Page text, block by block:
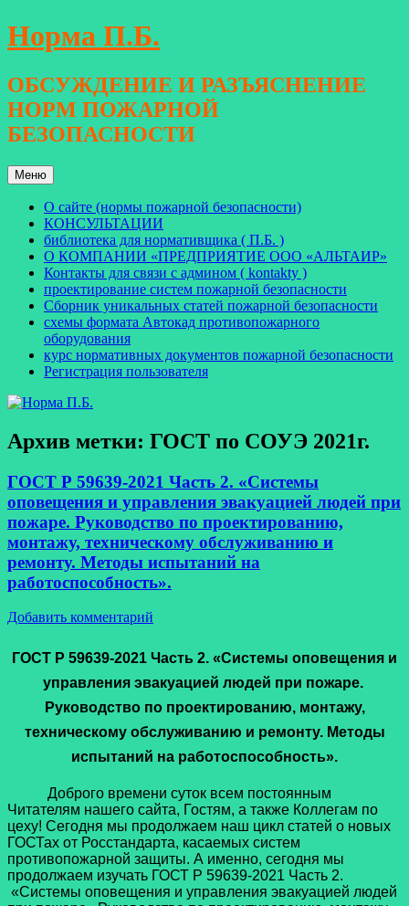
Перейти
к
Норма П.Б.
ОБСУЖДЕНИЕ И РАЗЪЯСНЕНИЕ
НОРМ ПОЖАРНОЙ
БЕЗОПАСНОСТИ
Меню
О сайте (нормы пожарной безопасности)
КОНСУЛЬТАЦИИ
библиотека для нормативщика ( П.Б. )
О КОМПАНИИ «ПРЕДПРИЯТИЕ ООО «АЛЬТАИР»
Контакты для связи с админом ( kontakty )
проектирование систем пожарной безопасности
Сборник уникальных статей пожарной безопасности
схемы формата Автокад противопожарного
оборудования
курс нормативных документов пожарной безопасности
Регистрация пользователя
Архив метки: ГОСТ по СОУЭ 2021г.
ГОСТ Р 59639-2021 Часть 2. «Системы
оповещения и управления эвакуацией людей при
пожаре. Руководство по проектированию,
монтажу, техническому обслуживанию и
ремонту. Методы испытаний на
работоспособность».
Добавить комментарий
ГОСТ Р 59639-2021 Часть 2. «Системы оповещения и
управления эвакуацией людей при пожаре.
Руководство по проектированию, монтажу,
техническому обслуживанию и ремонту. Методы
испытаний на работоспособность».
Доброго времени суток всем постоянным
Читателям нашего сайта, Гостям, а также Коллегам по
цеху! Сегодня мы продолжаем наш цикл статей о новых
ГОСТах от Росстандарта, касаемых систем
противопожарной защиты. А именно, сегодня мы
продолжаем изучать ГОСТ Р 59639-2021 Часть 2.
«Системы оповещения и управления эвакуацией людей